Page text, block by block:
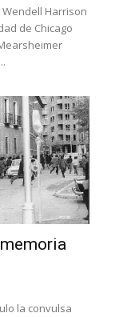
Harrison
de Chicago
la convulsa